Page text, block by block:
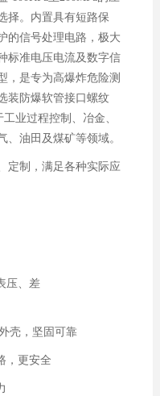
择。内置具有短路保
的信号处理电路，极大
标准电压电流及数字信
，是专为高爆炸危险测
装防爆软管接口螺纹
业过程控制、冶金、
、油田及煤矿等领域。
定制，满足各种实际应
压、差
壳，坚固可靠
，更安全